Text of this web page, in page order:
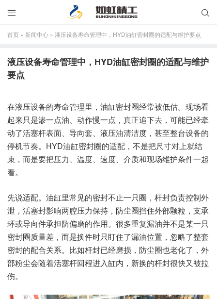


首页 » 新闻中心 » 液压设备寿命管理中，HYD油缸密封圈的适配与维护要点
液压设备寿命管理中，HYD油缸密封圈的适配与维护
要点
在液压设备的寿命管理里，油缸密封圈经常被低估。现场看
起来只是渗一点油、动作慢一点，真正追下去，可能已经牵
动了活塞杆表面、导向套、液压油清洁度，甚至整台设备的
停机节奏。HYD油缸密封圈的适配，不是把尺寸对上就结
束，而是要把压力、温度、速度、介质和现场维护条件一起
看。
先说适配。油缸里常见的密封不止一只圈，杆封负责控制外
泄，活塞封影响两腔压力保持，防尘圈挡住外部颗粒，支承
环或导向件承担防偏磨的作用。很多重复漏油并不是某一只
密封圈质量差，而是换件时只盯住了漏油位置，忽略了整套
密封的配合关系。比如杆封已经磨损，防尘圈也老化了，外
部粉尘会随着活塞杆回程进入缸内，新换的杆封很快又被拉
伤。